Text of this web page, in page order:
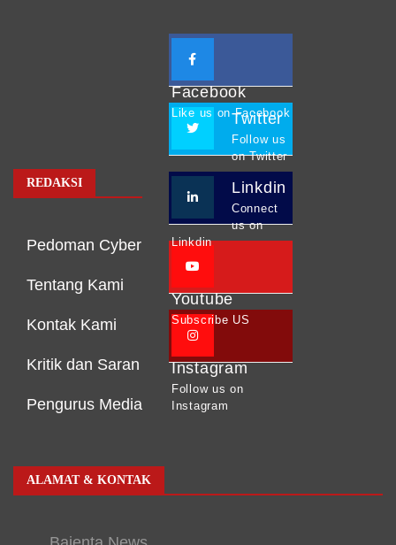
REDAKSI
Pedoman Cyber
Tentang Kami
Kontak Kami
Kritik dan Saran
Pengurus Media
Facebook
Like us on Facebook
Twitter
Follow us
on Twitter
Linkdin
Connect
us on
Linkdin
Youtube
Subscribe US
Instagram
Follow us on
Instagram
ALAMAT & KONTAK